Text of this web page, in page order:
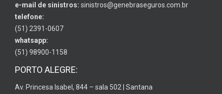
e-mail de sinistros: sinistros@genebraseguros.com.br
telefone:
(51) 2391-0607
whatsapp:
(51) 98900-1158
PORTO ALEGRE:
Av. Princesa Isabel, 844 – sala 502 | Santana